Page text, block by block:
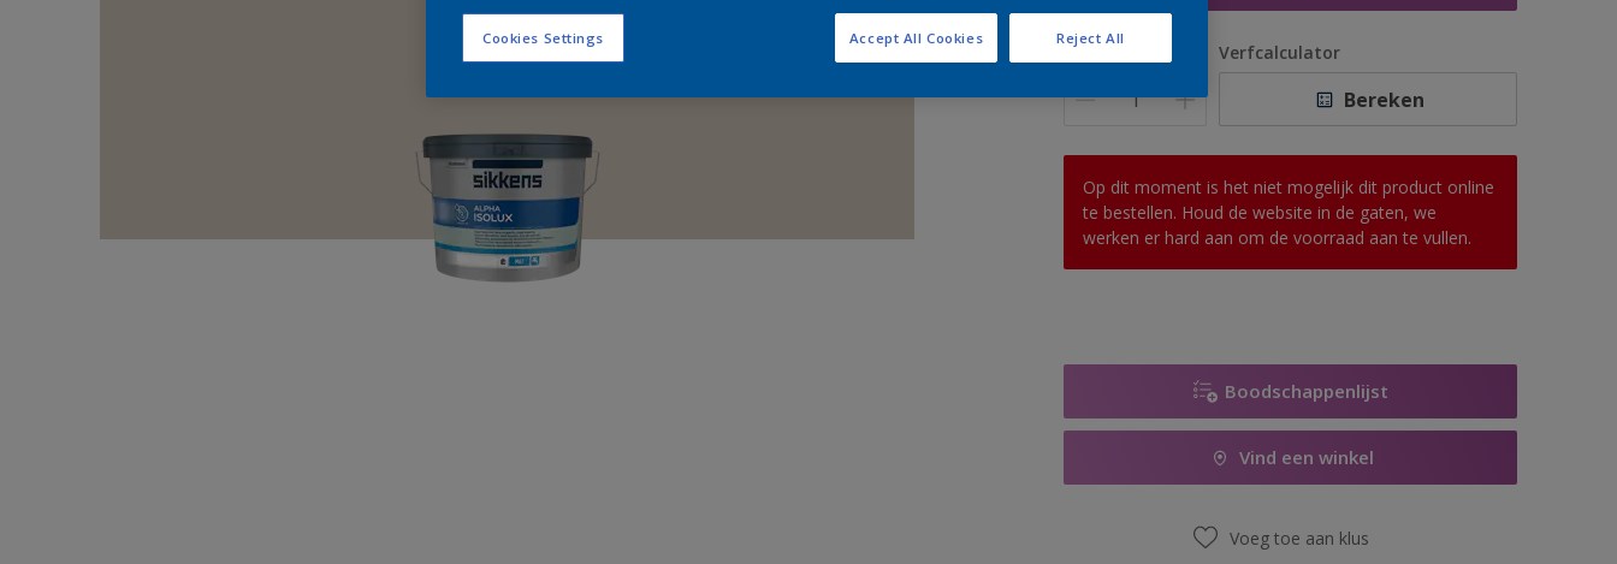
Aantal Verfcalculator
Bereken
Op dit moment is het niet mogelijk dit product online
te bestellen. Houd de website in de gaten, we
werken er hard aan om de voorraad aan te vullen.
Boodschappenlijst
Vind een winkel
Voeg toe aan klus
Cookies Settings Reject All
Accept All Cookies